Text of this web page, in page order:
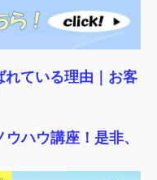
ている理由｜ お客
ハウ講座！是非、